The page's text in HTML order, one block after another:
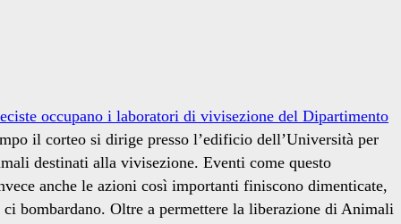
occupano i laboratori di vivisezione del Dipartimento
il corteo si dirige presso l’edificio dell’Università per
destinati alla vivisezione. Eventi come questo
anche le azioni così importanti finiscono dimenticate,
bombardano. Oltre a permettere la liberazione di Animali